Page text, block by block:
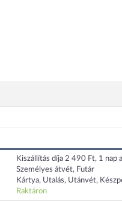
Kiszállítás díja 2 490 Ft, 1 nap
Személyes átvét, Futár
Kártya, Utalás, Utánvét,
Raktáron